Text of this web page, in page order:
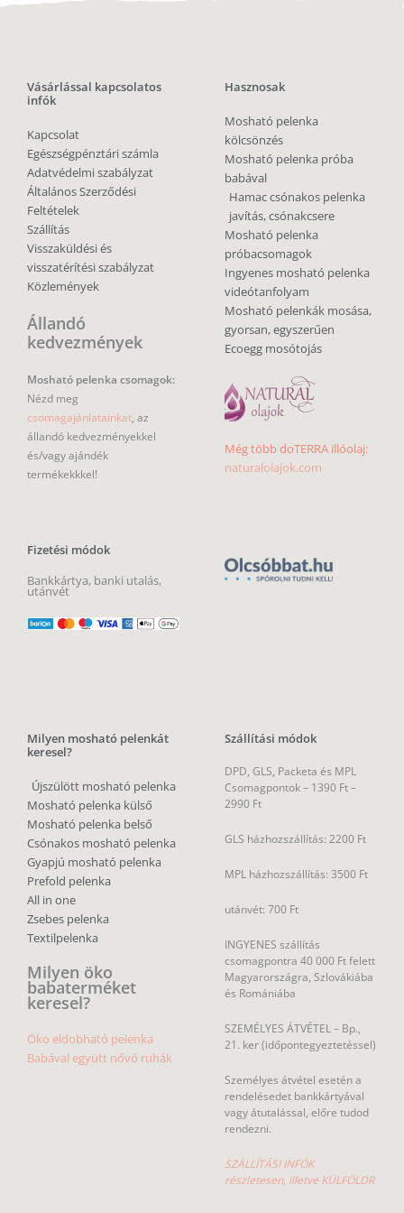
Vásárlással kapcsolatos
infók
Kapcsolat
Egészségpénztári számla
Adatvédelmi szabályzat
Általános Szerződési
Feltételek
Szállítás
Visszaküldési és
visszatérítési szabályzat
Közlemények
Állandó
kedvezmények
Mosható pelenka csomagok:
Nézd meg
csomagajánlatainkat, az
állandó kedvezményekkel
és/vagy ajándék
termékekkkel!
Fizetési módok
Bankkártya, banki utalás,
utánvét
Hasznosak
Mosható pelenka
kölcsönzés
Mosható pelenka próba
babával
Hamac csónakos pelenka
javítás, csónakcsere
Mosható pelenka
próbacsomagok
Ingyenes mosható pelenka
videótanfolyam
Mosható pelenkák mosása,
gyorsan, egyszerűen
Ecoegg mosótojás
Még több doTERRA illóolaj:
naturalolajok.com
Milyen mosható pelenkát
keresel?
Újszülött mosható pelenka
Mosható pelenka külső
Mosható pelenka belső
Csónakos mosható pelenka
Gyapjú mosható pelenka
Prefold pelenka
All in one
Zsebes pelenka
Textilpelenka
Milyen öko
babaterméket
keresel?
Öko eldobható pelenka
Babával együtt nővő ruhák
Szállítási módok
DPD, GLS, Packeta és MPL
Csomagpontok – 1390 Ft –
2990 Ft
GLS házhozszállítás: 2200 Ft
MPL házhozszállítás: 3500 Ft
utánvét: 700 Ft
INGYENES szállítás
csomagpontra 40 000 Ft felett
Magyarországra, Szlovákiába
és Romániába
SZEMÉLYES ÁTVÉTEL – Bp.,
21. ker (időpontegyeztetéssel)
Személyes átvétel esetén a
rendelésedet bankkártyával
vagy átutalással, előre tudod
rendezni.
SZÁLLÍTÁSI INFÓK
részletesen, illetve KÜLFÖLDR